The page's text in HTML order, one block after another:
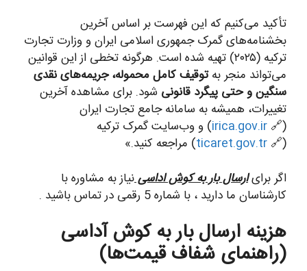
تأکید می‌کنیم که این فهرست بر اساس آخرین
بخشنامه‌های گمرک جمهوری اسلامی ایران و وزارت تجارت
ترکیه (۲۰۲۵) تهیه شده است. هرگونه تخطی از این قوانین
می‌تواند منجر بهتوقیف کامل محموله، جریمه‌های نقدی
سنگین و حتی پیگرد قانونی شود. برای مشاهده آخرین
تغییرات، همیشه به سامانه جامع تجارت ایران
(🔗
irica.gov.ir) و وب‌سایت گمرک ترکیه
(🔗
ticaret.gov.tr) مراجعه کنید.»
اگر برایارسال بار به کوش اداسینیاز به مشاوره با
کارشناسان ما دارید ، با شماره 5 رقمی در تماس باشید .
هزینه ارسال بار به کوش آداسی
(راهنمای شفاف قیمت‌ها)